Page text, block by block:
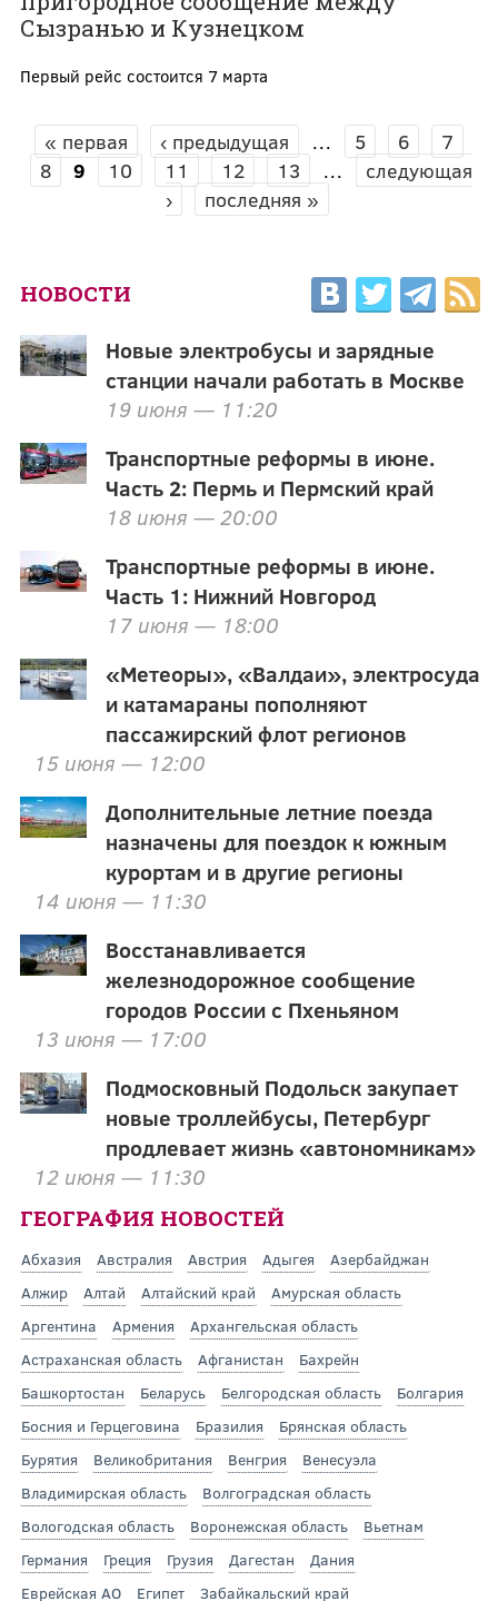
Сызранью и Кузнецком
Первый рейс состоится 7 марта
СТРАНИЦЫ
« первая ‹ предыдущая … 5 6
7
8
9 10 11 12 13 …
следующая
›
последняя »
НОВОСТИ
Новые электробусы и зарядные
станции начали работать в Москве
19 июня — 11:20
Транспортные реформы в июне.
Часть 2: Пермь и Пермский край
18 июня — 20:00
Транспортные реформы в июне.
Часть 1: Нижний Новгород
17 июня — 18:00
«Метеоры», «Валдаи», электросуда
и катамараны пополняют
пассажирский флот регионов
15 июня — 12:00
Дополнительные летние поезда
назначены для поездок к южным
курортам и в другие регионы
14 июня — 11:30
Восстанавливается
железнодорожное сообщение
городов России с Пхеньяном
13 июня — 17:00
Подмосковный Подольск закупает
новые троллейбусы, Петербург
продлевает жизнь «автономникам»
12 июня — 11:30
ГЕОГРАФИЯ НОВОСТЕЙ
Абхазия Австралия Австрия Адыгея
Азербайджан
Алжир
Алтай Алтайский край
Амурская область
Аргентина
Армения
Архангельская область
Астраханская область
Афганистан
Бахрейн
Башкортостан
Беларусь Белгородская область
Болгария
Босния и Герцеговина
Бразилия
Брянская область
Бурятия
Великобритания Венгрия
Венесуэла
Владимирская область
Волгоградская область
Вологодская область
Воронежская область
Вьетнам
Германия
Греция Грузия Дагестан
Дания
Еврейская АО
Египет
Забайкальский край